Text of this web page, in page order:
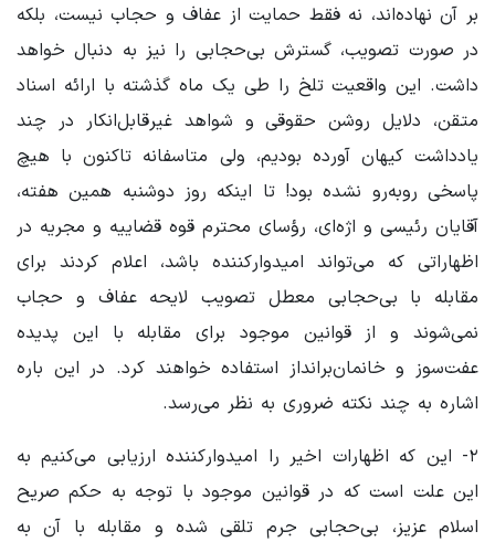
بر آن نهاده‌اند، نه فقط حمایت از عفاف و حجاب نیست، بلکه
در صورت تصویب، گسترش بی‌حجابی را نیز به دنبال خواهد
داشت. این واقعیت تلخ را طی یک ماه گذشته با ارائه اسناد
متقن، دلایل روشن حقوقی و شواهد غیرقابل‌انکار در چند
یادداشت کیهان آورده بودیم، ولی متاسفانه تاکنون با هیچ
پاسخی روبه‌رو نشده بود! تا اینکه روز دوشنبه همین هفته،
آقایان رئیسی و اژه‌ای، رؤسای محترم قوه قضاییه و مجریه در
اظهاراتی که می‌تواند امیدوارکننده باشد، اعلام کردند برای
مقابله با بی‌حجابی معطل تصویب لایحه عفاف و حجاب
نمی‌شوند و از قوانین موجود برای مقابله با این پدیده
عفت‌سوز و خانمان‌برانداز استفاده خواهند کرد. در این باره
اشاره به چند نکته ضروری به نظر می‌رسد.
۲- این که اظهارات اخیر را امیدوارکننده ارزیابی می‌کنیم به
این علت است که در قوانین موجود با توجه به حکم صریح
اسلام عزیز، بی‌حجابی جرم تلقی شده و مقابله با آن به